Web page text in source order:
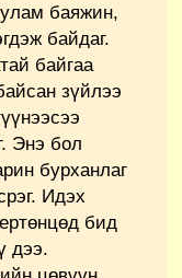
баяжин,
байдаг.
байгаа
зүйлээ
Энэ бол
бурханлаг
Идэх
бид
дээ.